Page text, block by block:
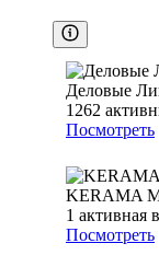
Деловые
1262
Посмотреть
KERAMA
1 активная
Посмотреть